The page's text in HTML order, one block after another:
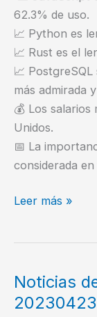
62.3% de uso.
📈 Python es
📈 Rust es el
📈
más admirada
💰 Los salarios
Unidos.
📅 La
considerada
Mejores
según
Stackoverflow
Leer más »
Noticias
20230423